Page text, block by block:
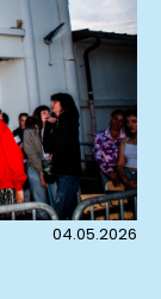
04.05.2026